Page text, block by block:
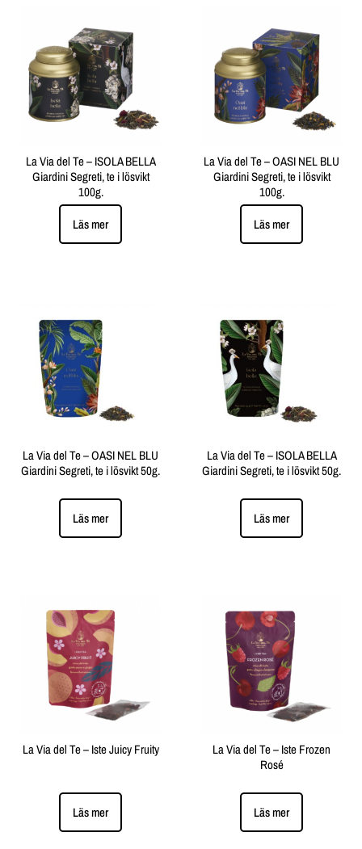
La Via del Te – ISOLA BELLA
Giardini Segreti, te i lösvikt
100g.
Läs mer
La Via del Te – OASI NEL BLU
Giardini Segreti, te i lösvikt
100g.
Läs mer
La Via del Te – OASI NEL BLU
Giardini Segreti, te i lösvikt 50g.
Läs mer
La Via del Te – ISOLA BELLA
Giardini Segreti, te i lösvikt 50g.
Läs mer
La Via del Te – Iste Juicy Fruity
Läs mer
La Via del Te – Iste Frozen
Rosé
Läs mer